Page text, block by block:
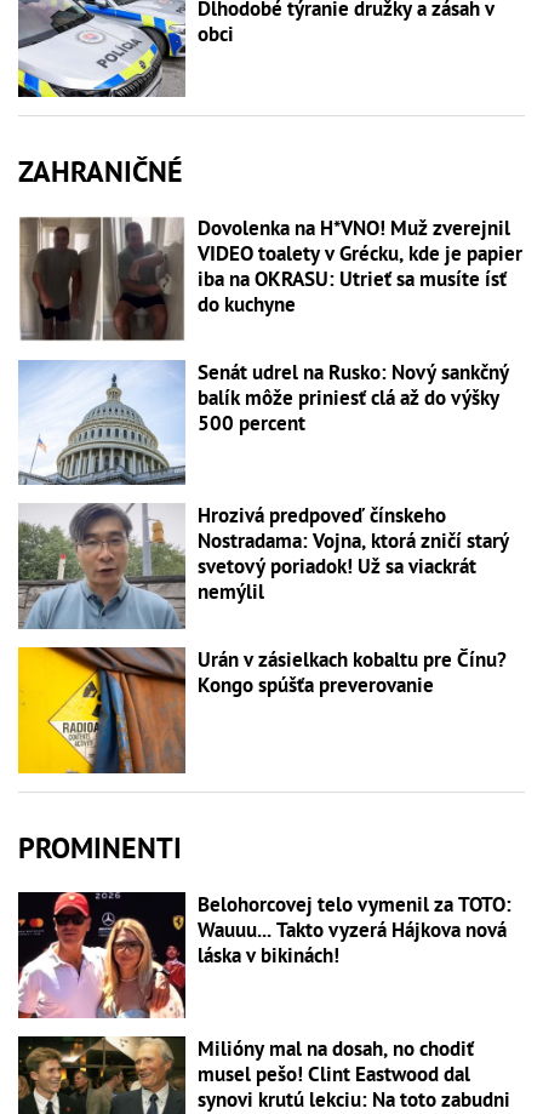
Dlhodobé týranie družky a zásah v
obci
ZAHRANIČNÉ
Dovolenka na H*VNO! Muž zverejnil
VIDEO toalety v Grécku, kde je papier
iba na OKRASU: Utrieť sa musíte ísť
do kuchyne
Senát udrel na Rusko: Nový sankčný
balík môže priniesť clá až do výšky
500 percent
Hrozivá predpoveď čínskeho
Nostradama: Vojna, ktorá zničí starý
svetový poriadok! Už sa viackrát
nemýlil
Urán v zásielkach kobaltu pre Čínu?
Kongo spúšťa preverovanie
PROMINENTI
Belohorcovej telo vymenil za TOTO:
Wauuu... Takto vyzerá Hájkova nová
láska v bikinách!
Milióny mal na dosah, no chodiť
musel pešo! Clint Eastwood dal
synovi krutú lekciu: Na toto zabudni